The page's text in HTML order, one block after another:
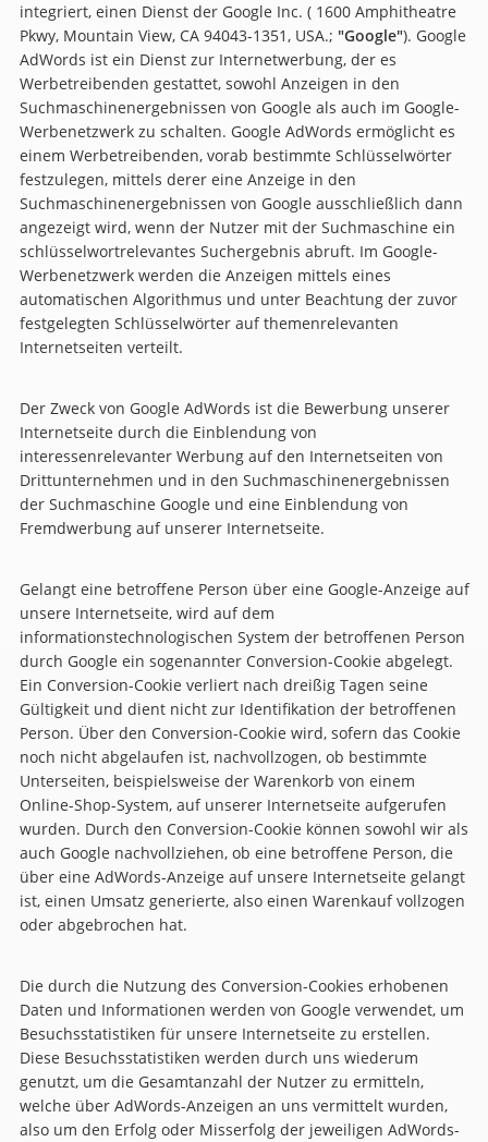
integriert, einen Dienst der Google Inc. ( 1600 Amphitheatre
Pkwy, Mountain View, CA 94043-1351, USA.; "Google"). Google
AdWords ist ein Dienst zur Internetwerbung, der es
Werbetreibenden gestattet, sowohl Anzeigen in den
Suchmaschinenergebnissen von Google als auch im Google-
Werbenetzwerk zu schalten. Google AdWords ermöglicht es
einem Werbetreibenden, vorab bestimmte Schlüsselwörter
festzulegen, mittels derer eine Anzeige in den
Suchmaschinenergebnissen von Google ausschließlich dann
angezeigt wird, wenn der Nutzer mit der Suchmaschine ein
schlüsselwortrelevantes Suchergebnis abruft. Im Google-
Werbenetzwerk werden die Anzeigen mittels eines
automatischen Algorithmus und unter Beachtung der zuvor
festgelegten Schlüsselwörter auf themenrelevanten
Internetseiten verteilt.
Der Zweck von Google AdWords ist die Bewerbung unserer
Internetseite durch die Einblendung von
interessenrelevanter Werbung auf den Internetseiten von
Drittunternehmen und in den Suchmaschinenergebnissen
der Suchmaschine Google und eine Einblendung von
Fremdwerbung auf unserer Internetseite.
Gelangt eine betroffene Person über eine Google-Anzeige auf
unsere Internetseite, wird auf dem
informationstechnologischen System der betroffenen Person
durch Google ein sogenannter Conversion-Cookie abgelegt.
Ein Conversion-Cookie verliert nach dreißig Tagen seine
Gültigkeit und dient nicht zur Identifikation der betroffenen
Person. Über den Conversion-Cookie wird, sofern das Cookie
noch nicht abgelaufen ist, nachvollzogen, ob bestimmte
Unterseiten, beispielsweise der Warenkorb von einem
Online-Shop-System, auf unserer Internetseite aufgerufen
wurden. Durch den Conversion-Cookie können sowohl wir als
auch Google nachvollziehen, ob eine betroffene Person, die
über eine AdWords-Anzeige auf unsere Internetseite gelangt
ist, einen Umsatz generierte, also einen Warenkauf vollzogen
oder abgebrochen hat.
Die durch die Nutzung des Conversion-Cookies erhobenen
Daten und Informationen werden von Google verwendet, um
Besuchsstatistiken für unsere Internetseite zu erstellen.
Diese Besuchsstatistiken werden durch uns wiederum
genutzt, um die Gesamtanzahl der Nutzer zu ermitteln,
welche über AdWords-Anzeigen an uns vermittelt wurden,
also um den Erfolg oder Misserfolg der jeweiligen AdWords-